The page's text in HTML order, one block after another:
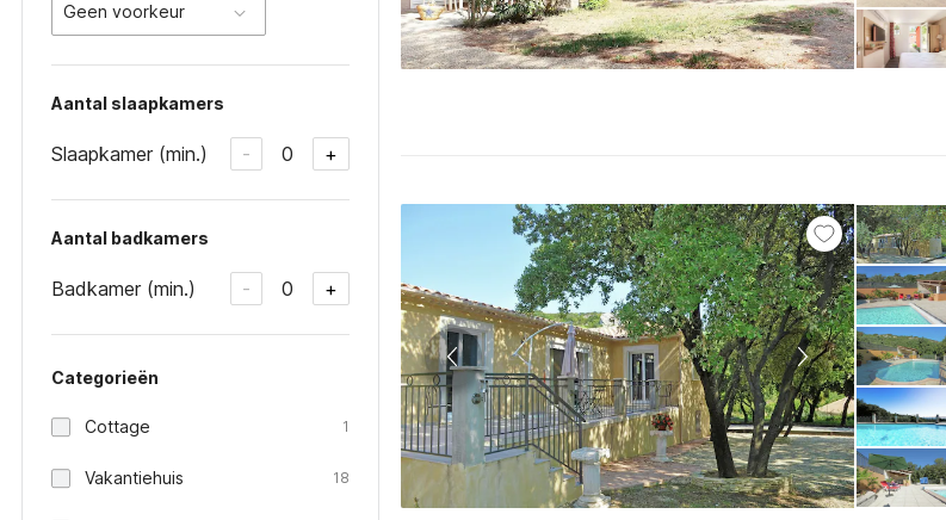
Geen voorkeur
Aantal slaapkamers
Slaapkamer (min.) - 0 +
Aantal badkamers
Badkamer (min.) - 0 +
Categorieën
Cottage 1
Vakantiehuis 18